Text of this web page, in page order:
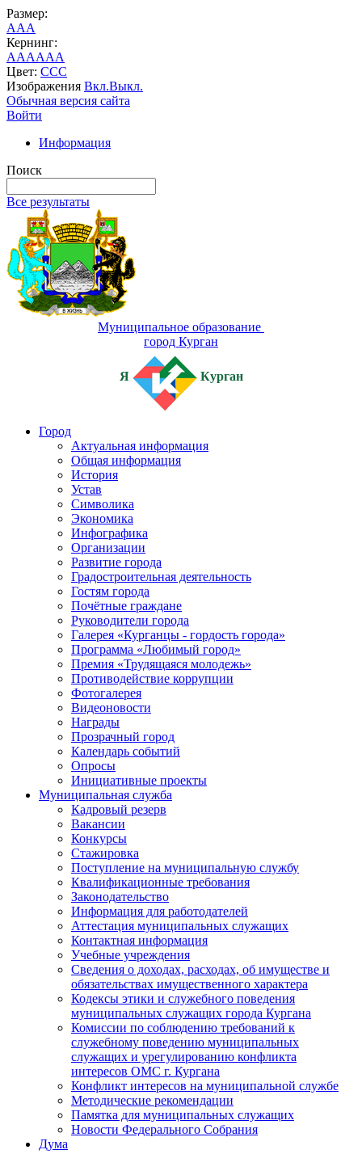
Размер:
AAA
Кернинг:
AAAAAA
Цвет: CCC
Изображения Вкл.Выкл.
Обычная версия сайта
Войти
Информация
Поиск
Все результаты
Муниципальное образование
город Курган
Я Курган
Город
Актуальная информация
Общая информация
История
Устав
Символика
Экономика
Инфографика
Организации
Развитие города
Градостроительная деятельность
Гостям города
Почётные граждане
Руководители города
Галерея «Курганцы - гордость города»
Программа «Любимый город»
Премия «Трудящаяся молодежь»
Противодействие коррупции
Фотогалерея
Видеоновости
Награды
Прозрачный город
Календарь событий
Опросы
Инициативные проекты
Муниципальная служба
Кадровый резерв
Вакансии
Конкурсы
Стажировка
Поступление на муниципальную службу
Квалификационные требования
Законодательство
Информация для работодателей
Аттестация муниципальных служащих
Контактная информация
Учебные учреждения
Сведения о доходах, расходах, об имуществе и
обязательствах имущественного характера
Кодексы этики и служебного поведения
муниципальных служащих города Кургана
Комиссии по соблюдению требований к
служебному поведению муниципальных
служащих и урегулированию конфликта
интересов ОМС г. Кургана
Конфликт интересов на муниципальной службе
Методические рекомендации
Памятка для муниципальных служащих
Новости Федерального Cобрания
Дума